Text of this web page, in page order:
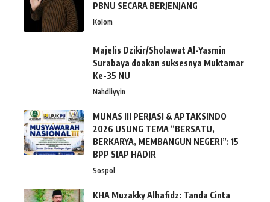
PBNU SECARA BERJENJANG
Kolom
Majelis Dzikir/Sholawat Al-Yasmin
Surabaya doakan suksesnya Muktamar
Ke-35 NU
Nahdliyyin
MUNAS III PERJASI & APTAKSINDO
2026 USUNG TEMA “BERSATU,
BERKARYA, MEMBANGUN NEGERI”: 15
BPP SIAP HADIR
Sospol
KHA Muzakky Alhafidz: Tanda Cinta